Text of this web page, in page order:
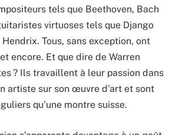
tels que Beethoven, Bach
virtuoses tels que Django
Tous, sans exception, ont
encore. Et que dire de Warren
? Ils travaillent à leur passion dans
artiste sur son œuvre d’art et sont
qu’une montre suisse.